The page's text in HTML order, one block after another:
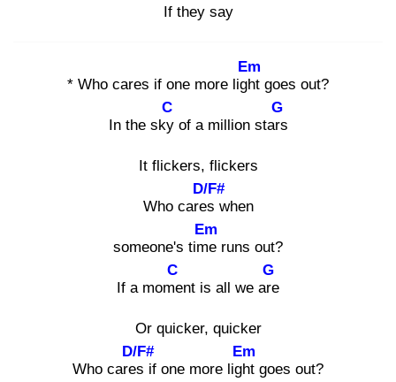
If they say
* Who cares if one more light
Em
goes out?
In the sky
C
of a million stars
G
It flickers, flickers
Who cares
D/F#
when
someone's time
Em
runs out?
If a mome
C
nt is all we are
G
Or quicker, quicker
Who cares
D/F#
if one more light
Em
goes out?